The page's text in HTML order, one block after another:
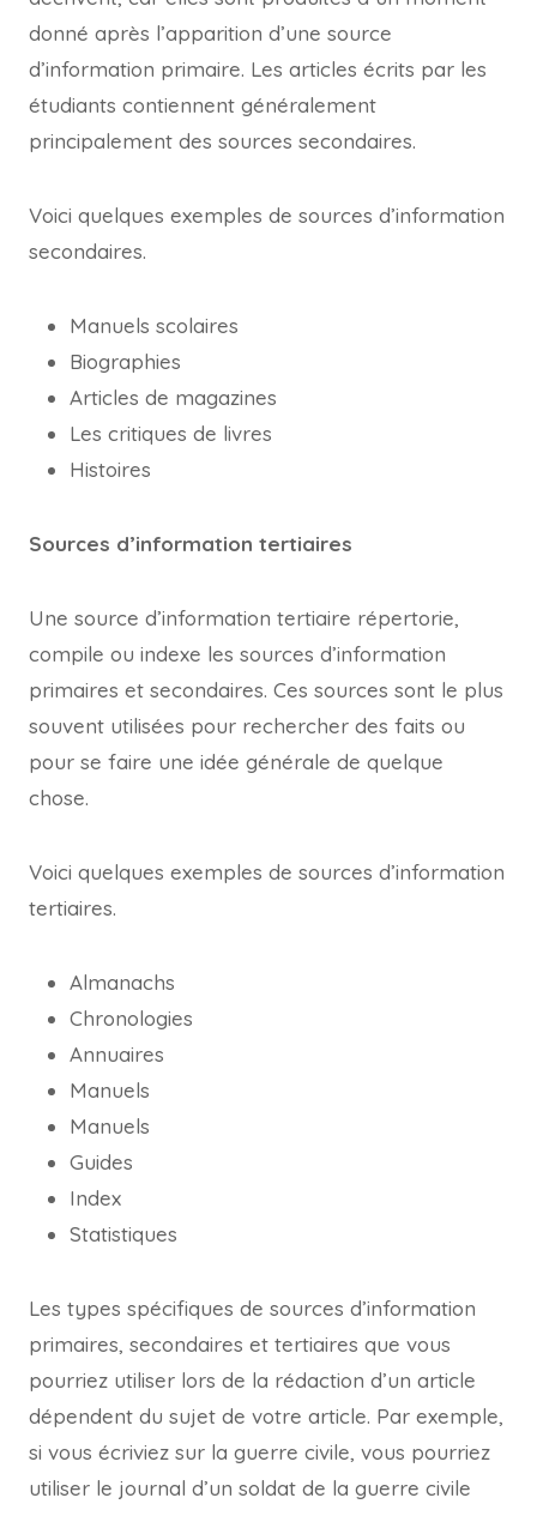
donné après l’apparition d’une source
d’information primaire. Les articles écrits par les
étudiants contiennent généralement
principalement des sources secondaires.
Voici quelques exemples de sources d’information
secondaires.
Manuels scolaires
Biographies
Articles de magazines
Les critiques de livres
Histoires
Sources d’information tertiaires
Une source d’information tertiaire répertorie,
compile ou indexe les sources d’information
primaires et secondaires. Ces sources sont le plus
souvent utilisées pour rechercher des faits ou
pour se faire une idée générale de quelque
chose.
Voici quelques exemples de sources d’information
tertiaires.
Almanachs
Chronologies
Annuaires
Manuels
Manuels
Guides
Index
Statistiques
Les types spécifiques de sources d’information
primaires, secondaires et tertiaires que vous
pourriez utiliser lors de la rédaction d’un article
dépendent du sujet de votre article. Par exemple,
si vous écriviez sur la guerre civile, vous pourriez
utiliser le journal d’un soldat de la guerre civile